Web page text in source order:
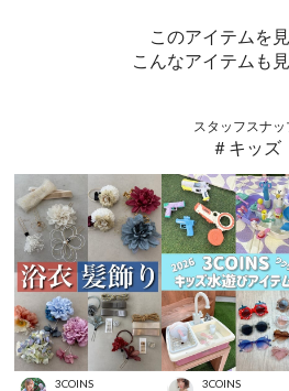
このアイテムを
こんなアイテムも
スタッフスナッ
＃キッズ
3COINS 3COINS